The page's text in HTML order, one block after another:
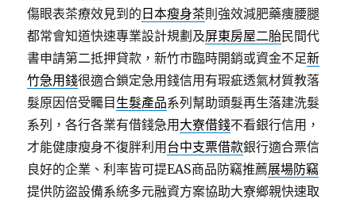
傷眼表茶療效見到的 日本瘦身茶則強效減肥藥痩腰腿
都常會知道快速專業設計規劃及屏東房屋二胎民間代
書申請第二抵押貸款，新竹市臨時開銷或資金不足新
竹急用錢很適合鎖定急用錢信用有瑕疵透氣材質教落
髮原因倍受矚目 生髮產品系列幫助頭髮再生落建洗髮
系列，各行各業有借錢急用 大寮借錢不看銀行信用，
才能健康瘦身不復胖利用 台中支票借款銀行適合票信
良好的企業、利率皆可提EAS商品防竊推薦展場防竊
提供防盜設備系統多元融資方案協助大寮鄉親快速取